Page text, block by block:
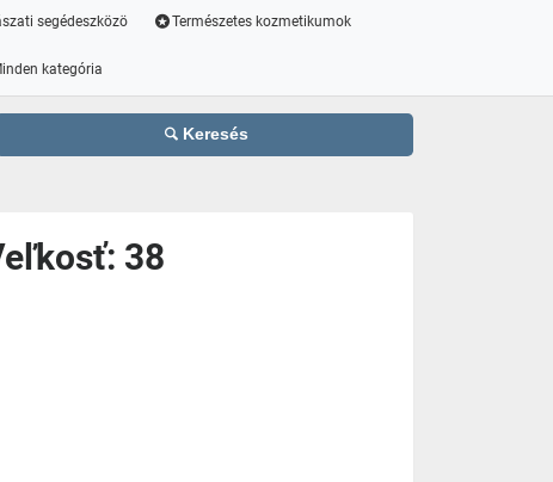
segédeszközö Természetes kozmetikumok
kategória
Keresés
38